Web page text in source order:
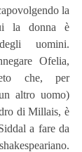
la
la donna è
uomini.
Ofelia,
che, per
altro uomo)
di Millais, è
a fare da